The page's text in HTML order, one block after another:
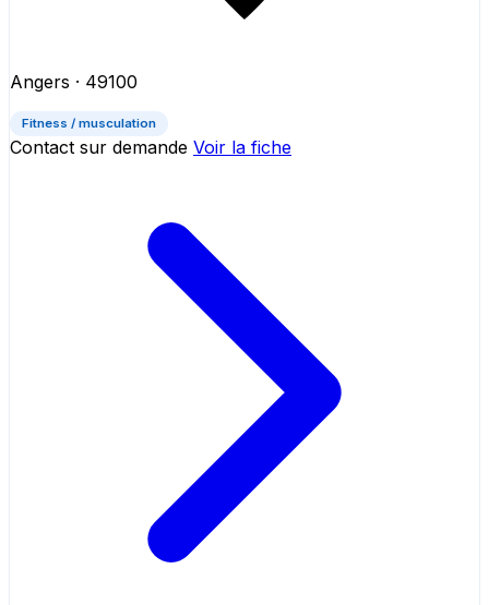
Angers · 49100
Fitness / musculation
Contact sur demande Voir la fiche